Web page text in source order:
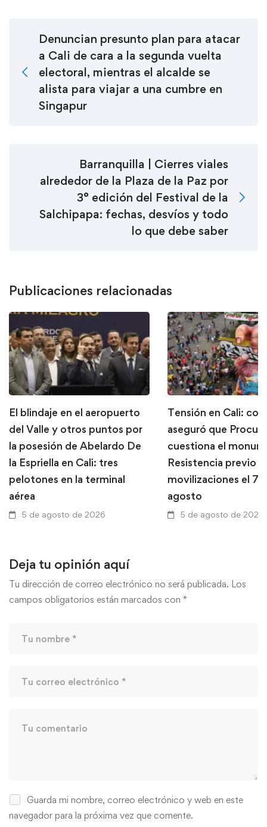
Denuncian presunto plan para atacar
a Cali de cara a la segunda vuelta
electoral, mientras el alcalde se
alista para viajar a una cumbre en
Singapur
Barranquilla | Cierres viales
alrededor de la Plaza de la Paz por
3° edición del Festival de la
Salchipapa: fechas, desvíos y todo
lo que debe saber
Publicaciones relacionadas
El blindaje en el aeropuerto
del Valle y otros puntos por
la posesión de Abelardo De
la Espriella en Cali: tres
pelotones en la terminal
aérea
5 de agosto de 2026
Tensión en Cali:
aseguró que
cuestiona el
Resistencia previo a
movilizaciones el 7
agosto
5 de agosto de 2026
Deja tu opinión aquí
Tu dirección de correo electrónico no será publicada. Los
campos obligatorios están marcados con *
Guarda mi nombre, correo electrónico y web en este
navegador para la próxima vez que comente.